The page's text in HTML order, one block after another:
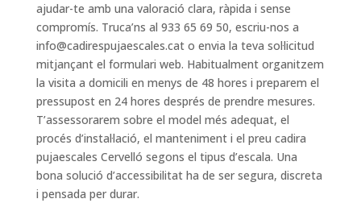
ajudar-te amb una valoració clara, ràpida i sense
compromís. Truca’ns al 933 65 69 50, escriu-nos a
info@cadirespujaescales.cato envia la teva sol·licitud
mitjançant el formulari web. Habitualment organitzem
la visita a domicili en menys de 48 hores i preparem el
pressupost en 24 hores després de prendre mesures.
T’assessorarem sobre el model més adequat, el
procés d’instal·lació, el manteniment i el preu cadira
pujaescales Cervelló segons el tipus d’escala. Una
bona solució d’accessibilitat ha de ser segura, discreta
i pensada per durar.